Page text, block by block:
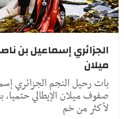
الجزائري إسماعيل بن
ميلان
بات رحيل النجم الجزائري
صفوف ميلان الإيطالي
لأكثر من خم